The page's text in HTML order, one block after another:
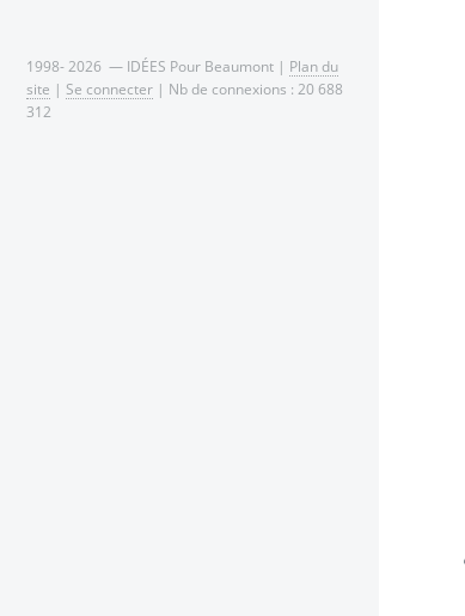
1998- 2026 — IDÉES Pour Beaumont | Plan du
site | Se connecter | Nb de connexions : 20 688
312